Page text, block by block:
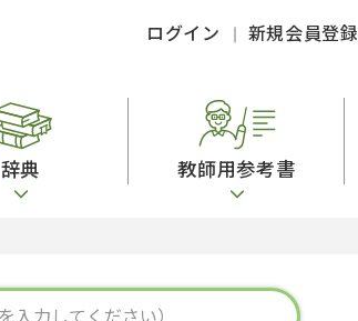
ログイン 新規会員登録
文法
図表
辞典
中国語辞典
教師用参考書
文章・談話・表現